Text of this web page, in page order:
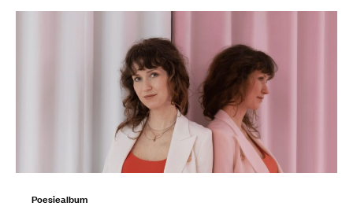
Poesiealbum